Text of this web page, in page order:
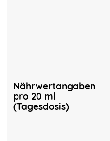
Nährwertangaben
pro 20 ml
(Tagesdosis)